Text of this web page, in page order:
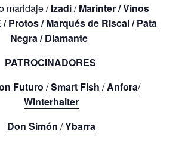
maridaje / Izadi/Marinter/Vinos
/Protos/Marqués de Riscal /Pata
Negra/Diamante
PATROCINADORES
Futuro /Smart Fish /Anfora/
Winterhalter
Don Simón /Ybarra